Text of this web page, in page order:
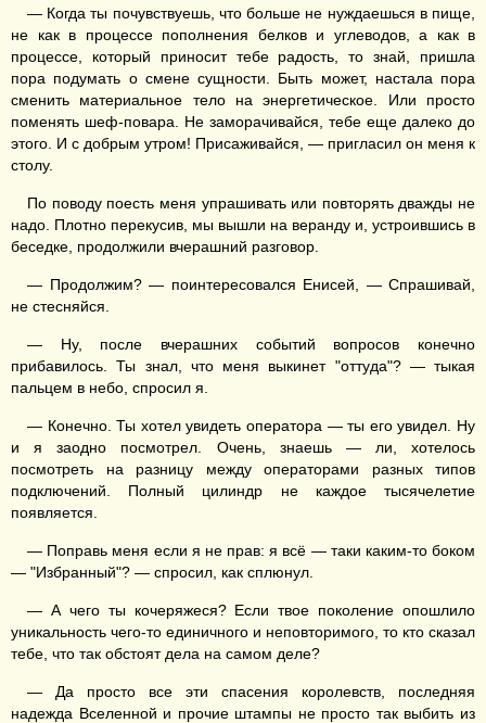
— Когда ты почувствуешь, что больше не нуждаешься в пище,
не как в процессе пополнения белков и углеводов, а как в
процессе, который приносит тебе радость, то знай, пришла
пора подумать о смене сущности. Быть может, настала пора
сменить материальное тело на энергетическое. Или просто
поменять шеф-повара. Не заморачивайся, тебе еще далеко до
этого. И с добрым утром! Присаживайся, — пригласил он меня к
столу.
По поводу поесть меня упрашивать или повторять дважды не
надо. Плотно перекусив, мы вышли на веранду и, устроившись в
беседке, продолжили вчерашний разговор.
— Продолжим? — поинтересовался Енисей, — Спрашивай,
не стесняйся.
— Ну, после вчерашних событий вопросов конечно
прибавилось. Ты знал, что меня выкинет "оттуда"? — тыкая
пальцем в небо, спросил я.
— Конечно. Ты хотел увидеть оператора — ты его увидел. Ну
и я заодно посмотрел. Очень, знаешь — ли, хотелось
посмотреть на разницу между операторами разных типов
подключений. Полный цилиндр не каждое тысячелетие
появляется.
— Поправь меня если я не прав: я всё — таки каким-то боком
— "Избранный"? — спросил, как сплюнул.
— А чего ты кочеряжеся? Если твое поколение опошлило
уникальность чего-то единичного и неповторимого, то кто сказал
тебе, что так обстоят дела на самом деле?
— Да просто все эти спасения королевств, последняя
надежда Вселенной и прочие штампы не просто так выбить из